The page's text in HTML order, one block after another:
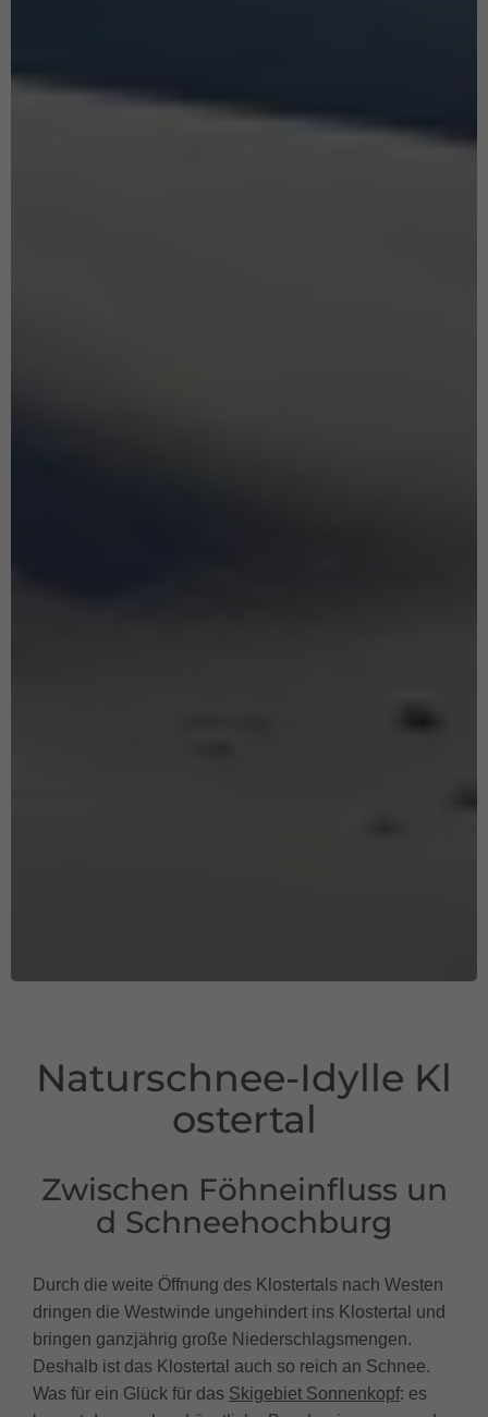
Naturschnee-Idylle Kl
ostertal
Zwischen Föhneinfluss un
d Schneehochburg
Durch die weite Öffnung des Klostertals nach Westen
dringen die Westwinde ungehindert ins Klostertal und
bringen ganzjährig große Niederschlagsmengen.
Deshalb ist das Klostertal auch so reich an Schnee.
Was für ein Glück für das Skigebiet Sonnenkopf: es